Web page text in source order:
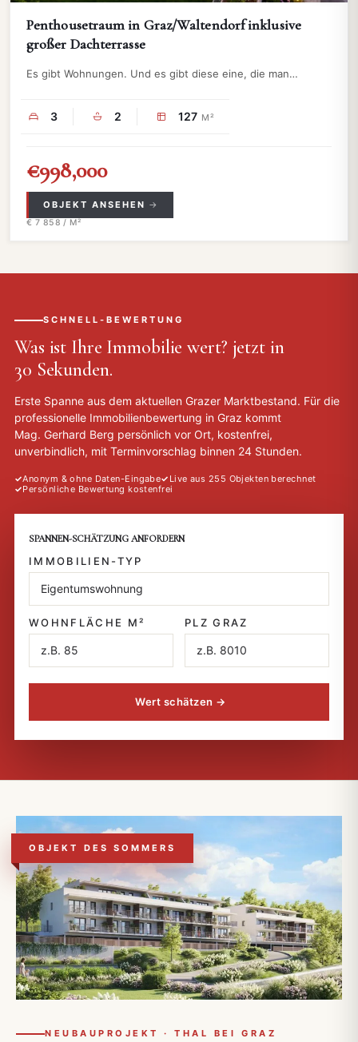
Penthousetraum in Graz/Waltendorf inklusive
großer Dachterrasse
Es gibt Wohnungen. Und es gibt diese eine, die man…
3 2 127 M²
€998,000
€ 7 858 / M²
OBJEKT ANSEHEN
SCHNELL-BEWERTUNG
Was ist Ihre Immobilie wert? jetzt in
30 Sekunden.
Erste Spanne aus dem aktuellen Grazer Marktbestand. Für die
professionelle Immobilienbewertung in Graz kommt
Mag. Gerhard Berg persönlich vor Ort, kostenfrei,
unverbindlich, mit Terminvorschlag binnen 24 Stunden.
Anonym & ohne Daten-Eingabe
Live aus 255 Objekten berechnet
Persönliche Bewertung kostenfrei
SPANNEN-SCHÄTZUNG ANFORDERN
IMMOBILIEN-TYP
WOHNFLÄCHE M² PLZ GRAZ
Wert schätzen →
OBJEKT DES SOMMERS
NEUBAUPROJEKT · THAL BEI GRAZ